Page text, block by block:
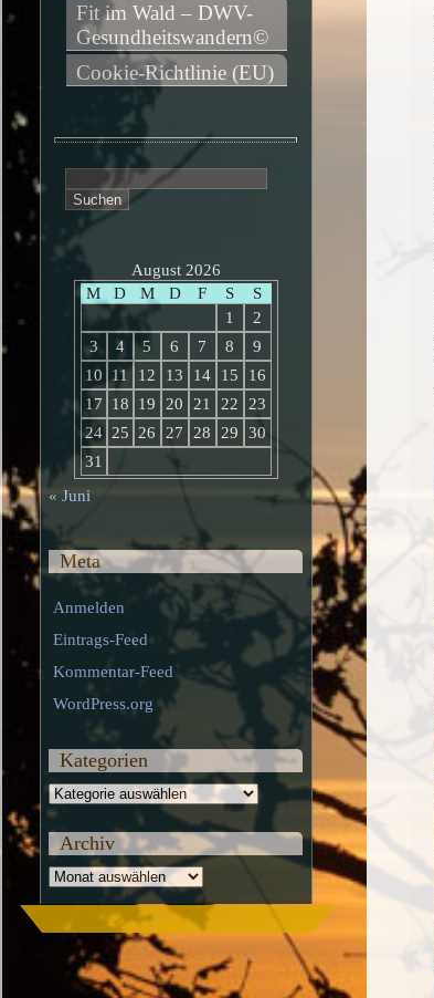
Fit im Wald – DWV-
Gesundheitswandern©
Cookie-Richtlinie (EU)
nach:
August 2026
M
D M D F S
S
1
2
3
4 5 6 7 8
9
10
11 12 13 14 15
16
17
18 19 20 21 22
23
24 25 26 27 28 29
30
31
« Juni
Meta
Anmelden
Eintrags-Feed
Kommentar-Feed
WordPress.org
Kategorien
Kategorien
Archiv
Archiv